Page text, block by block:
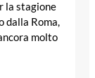
la stagione
Roma,
molto